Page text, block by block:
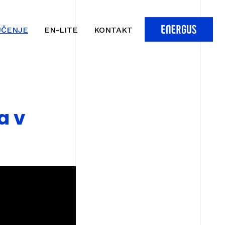
EN-LITE KONTAKT
v